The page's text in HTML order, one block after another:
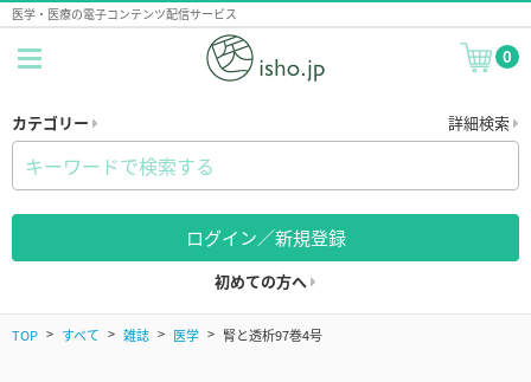
医学・医療の電子コンテンツ配信サービス
0
カテゴリー 詳細検索
ログイン／新規登録
初めての方へ
TOP すべて 雑誌 医学 腎と透析97巻4号